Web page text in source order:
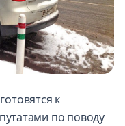
к
по поводу